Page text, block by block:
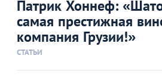
Патрик Хоннеф:
самая престижная
компания Грузии!»
СТАТЬИ